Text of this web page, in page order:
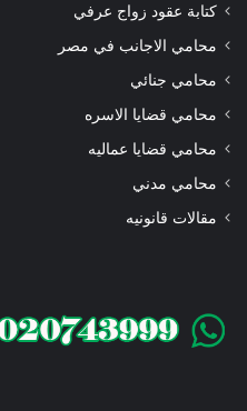
كتابة عقود زواج عرفي
محامي الاجانب في مصر
محامي جنائي
محامي قضايا الاسره
محامي قضايا عماليه
محامي مدني
مقالات قانونيه